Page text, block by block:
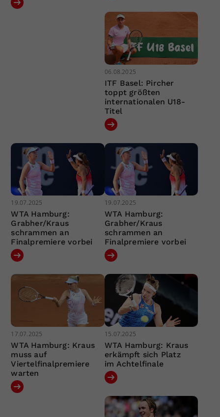
06.08.2025
ITF Basel: Pircher
toppt größten
internationalen U18-
Titel
19.07.2025
WTA Hamburg:
Grabher/Kraus
schrammen an
Finalpremiere vorbei
19.07.2025
WTA Hamburg:
Grabher/Kraus
schrammen an
Finalpremiere vorbei
17.07.2025
WTA Hamburg: Kraus
muss auf
Viertelfinalpremiere
warten
15.07.2025
WTA Hamburg: Kraus
erkämpft sich Platz
im Achtelfinale